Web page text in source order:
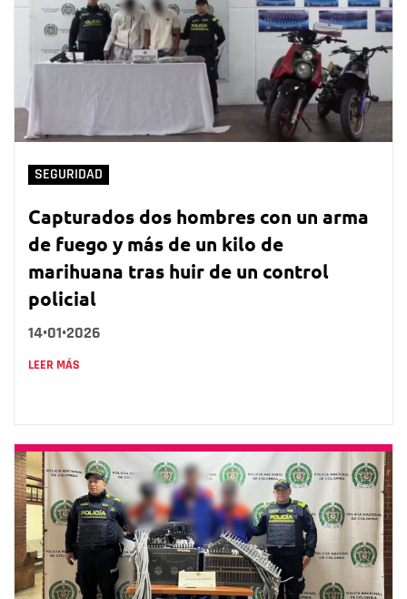
SEGURIDAD
Capturados dos hombres con un arma
de fuego y más de un kilo de
marihuana tras huir de un control
policial
14•01•2026
LEER MÁS